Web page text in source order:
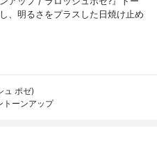
、明るさをプラスした日焼け止め
ュ ポゼ)
トーンアップ